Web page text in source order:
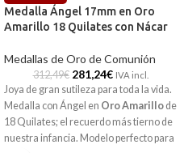
Medalla Ángel 17mm en Oro
Amarillo 18 Quilates con Nácar
Medallas de Oro de Comunión
312,49€ 281,24€ IVA incl.
Joya de gran sutileza para toda la vida.
Medalla con Ángel en Oro Amarillo de
18 Quilates; el recuerdo más tierno de
nuestra infancia. Modelo perfecto para